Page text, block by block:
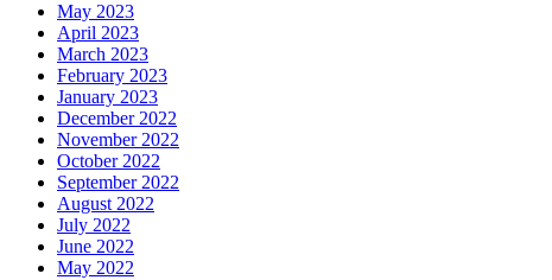
May 2023
April 2023
March 2023
February 2023
January 2023
December 2022
November 2022
October 2022
September 2022
August 2022
July 2022
June 2022
May 2022